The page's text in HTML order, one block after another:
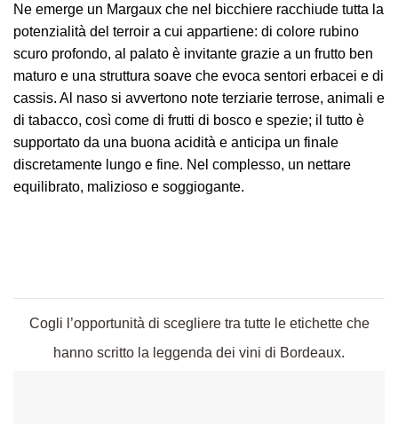
Ne emerge un Margaux che nel bicchiere racchiude tutta la
potenzialità del terroir a cui appartiene: di colore rubino
scuro profondo, al palato è invitante grazie a un frutto ben
maturo e una struttura soave che evoca sentori erbacei e di
cassis. Al naso si avvertono note terziarie terrose, animali e
di tabacco, così come di frutti di bosco e spezie; il tutto è
supportato da una buona acidità e anticipa un finale
discretamente lungo e fine. Nel complesso, un nettare
equilibrato, malizioso e soggiogante.
Cogli l’opportunità di scegliere tra tutte le etichette che
hanno scritto la leggenda dei vini di Bordeaux.